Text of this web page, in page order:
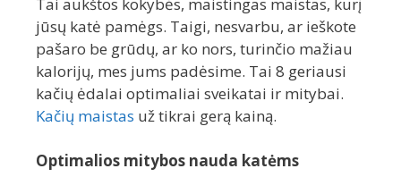
jūsų katė pamėgs. Taigi, nesvarbu, ar ieškote
pašaro be grūdų, ar ko nors, turinčio mažiau
kalorijų, mes jums padėsime. Tai 8 geriausi
kačių ėdalai optimaliai sveikatai ir mitybai.
Kačių maistas už tikrai gerą kainą.
Optimalios mitybos nauda katėms